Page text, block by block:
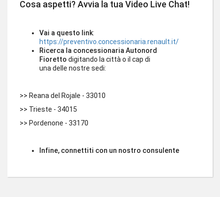
Cosa aspetti? Avvia la tua Video Live Chat!
Vai a questo link:
https://preventivo.concessionaria.renault.it/
Ricerca la concessionaria Autonord
Fioretto digitando la città o il cap di
una delle nostre sedi:
>> Reana del Rojale - 33010
>> Trieste - 34015
>> Pordenone - 33170
Infine, connettiti con un nostro consulente